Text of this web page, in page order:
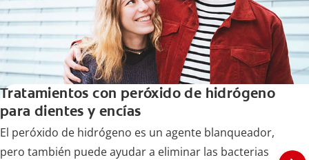
Tratamientos con peróxido de hidrógeno
para dientes y encías
El peróxido de hidrógeno es un agente blanqueador,
pero también puede ayudar a eliminar las bacterias